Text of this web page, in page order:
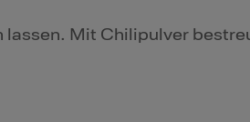
Mit Chilipulver